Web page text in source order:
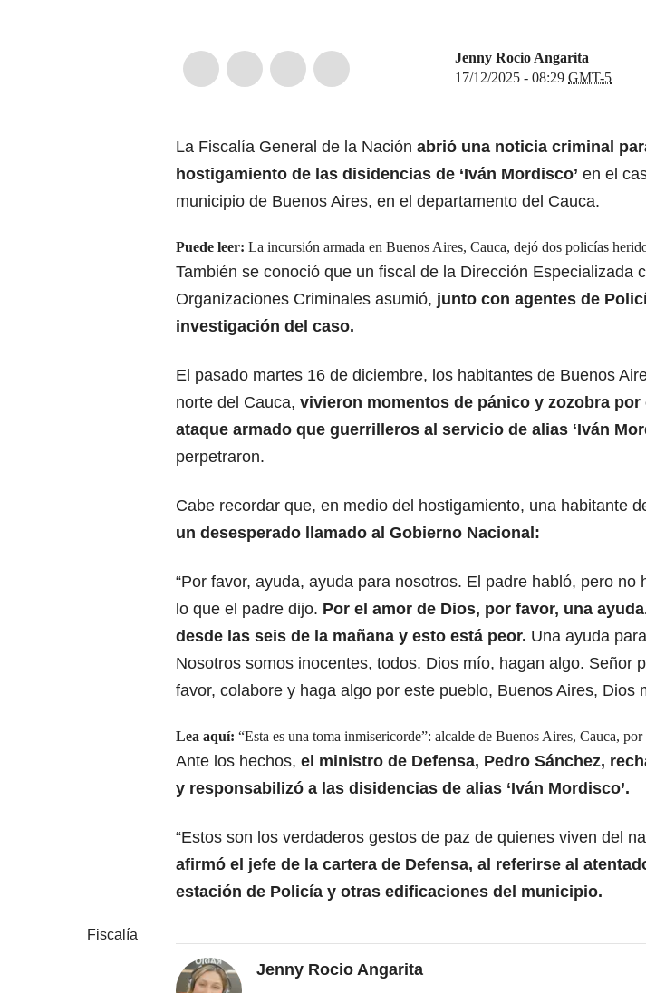
Jenny Rocio Angarita
17/12/2025 - 08:29 GMT-5
La Fiscalía General de la Nación abrió una noticia criminal
hostigamiento de las disidencias de ‘Iván Mordisco’ en el
municipio de Buenos Aires, en el departamento del Cauca.
Puede leer: La incursión armada en Buenos Aires, Cauca, dejó dos policías
También se conoció que un fiscal de la Dirección Especializada
Organizaciones Criminales asumió, junto con agentes de
investigación del caso.
El pasado martes 16 de diciembre, los habitantes de Buenos
norte del Cauca, vivieron momentos de pánico y zozobra por
ataque armado que guerrilleros al servicio de alias ‘Iván
perpetraron.
Cabe recordar que, en medio del hostigamiento, una habitante
un desesperado llamado al Gobierno Nacional:
“Por favor, ayuda, ayuda para nosotros. El padre habló, pero no
lo que el padre dijo. Por el amor de Dios, por favor, una
desde las seis de la mañana y esto está peor. Una ayuda
Nosotros somos inocentes, todos. Dios mío, hagan algo. Señor
favor, colabore y haga algo por este pueblo, Buenos Aires, Dios
Lea aquí: “Esta es una toma inmisericorde”: alcalde de Buenos Aires, Cauca,
Ante los hechos, el ministro de Defensa, Pedro Sánchez,
y responsabilizó a las disidencias de alias ‘Iván Mordisco’.
“Estos son los verdaderos gestos de paz de quienes viven del
afirmó el jefe de la cartera de Defensa, al referirse al
estación de Policía y otras edificaciones del municipio.
Fiscalía
Jenny Rocio Angarita